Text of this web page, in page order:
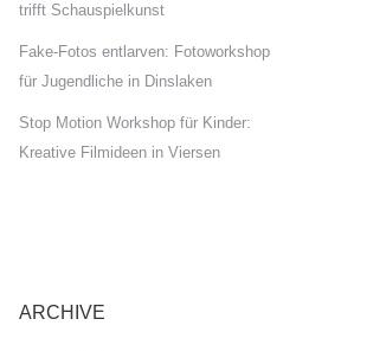
trifft Schauspielkunst
Fake-Fotos entlarven: Fotoworkshop
für Jugendliche in Dinslaken
Stop Motion Workshop für Kinder:
Kreative Filmideen in Viersen
ARCHIVE